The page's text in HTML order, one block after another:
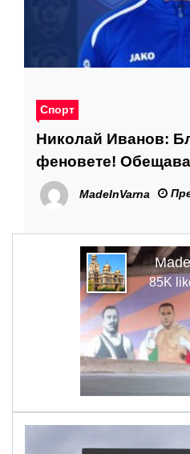
Спорт
Николай Иванов:
феновете!
продължим в същия
MadeInVarna
85K